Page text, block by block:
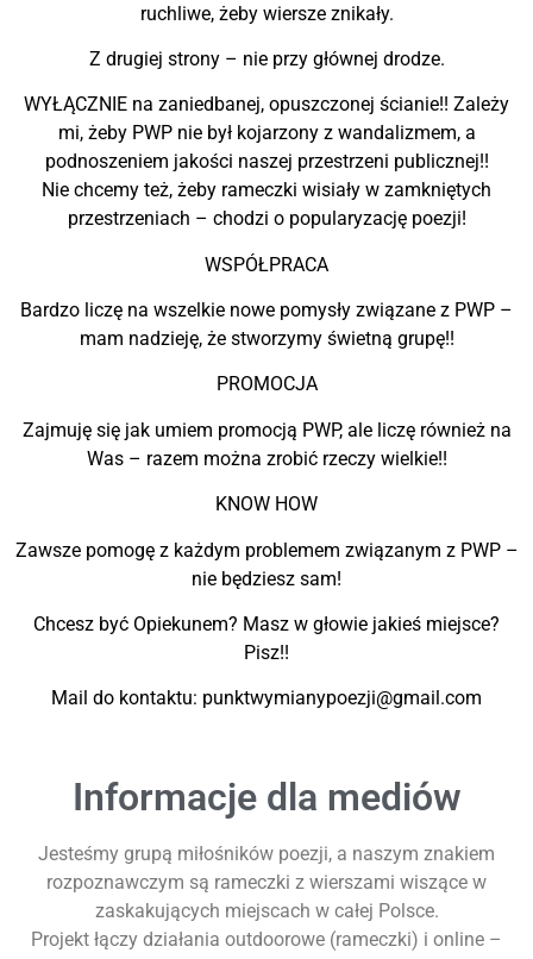
ruchliwe, żeby wiersze znikały.
Z drugiej strony – nie przy głównej drodze.
WYŁĄCZNIE na zaniedbanej, opuszczonej ścianie!! Zależy
mi, żeby PWP nie był kojarzony z wandalizmem, a
podnoszeniem jakości naszej przestrzeni publicznej!!
Nie chcemy też, żeby rameczki wisiały w zamkniętych
przestrzeniach – chodzi o popularyzację poezji!
WSPÓŁPRACA
Bardzo liczę na wszelkie nowe pomysły związane z PWP –
mam nadzieję, że stworzymy świetną grupę!!
PROMOCJA
Zajmuję się jak umiem promocją PWP, ale liczę również na
Was – razem można zrobić rzeczy wielkie!!
KNOW HOW
Zawsze pomogę z każdym problemem związanym z PWP –
nie będziesz sam!
Chcesz być Opiekunem? Masz w głowie jakieś miejsce?
Pisz!!
Mail do kontaktu: punktwymianypoezji@gmail.com
Informacje dla mediów
Jesteśmy grupą miłośników poezji, a naszym znakiem
rozpoznawczym są rameczki z wierszami wiszące w
zaskakujących miejscach w całej Polsce.
Projekt łączy działania outdoorowe (rameczki) i online –